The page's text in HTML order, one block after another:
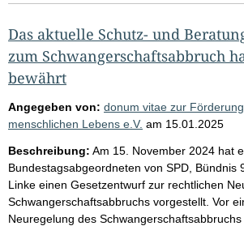
Das aktuelle Schutz- und
zum Schwangerschaftsabbruch
bewährt
Angegeben von: donum vitae zur
menschlichen Lebens e.V. am 15.01.2025
Beschreibung: Am 15. November 2024 hat
Bundestagsabgeordneten von SPD, Bündnis
Linke einen Gesetzentwurf zur rechtlichen
Schwangerschaftsabbruchs vorgestellt. Vor
Neuregelung des